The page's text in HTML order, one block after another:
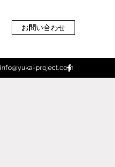
お問い合わせ
info@yuka-project.com